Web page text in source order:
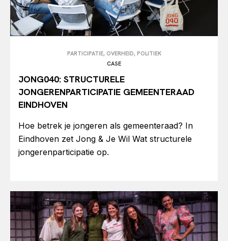
PARTICIPATIE, OVERHEID, POLITIEK
CASE
JONG040: STRUCTURELE
JONGERENPARTICIPATIE GEMEENTERAAD
EINDHOVEN
Hoe betrek je jongeren als gemeenteraad? In
Eindhoven zet Jong & Je Wil Wat structurele
jongerenparticipatie op.